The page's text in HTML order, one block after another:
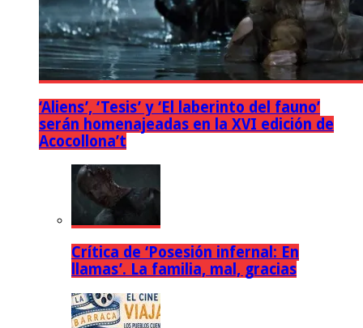
‘Aliens’, ‘Tesis’ y ‘El laberinto del fauno’
serán homenajeadas en la XVI edición de
Acocollona’t
Crítica de ‘Posesión infernal: En
llamas’. La familia, mal, gracias